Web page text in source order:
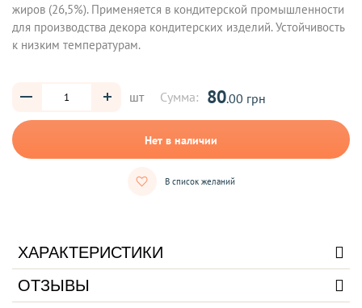
жиров (26,5%). Применяется в кондитерской промышленности
для производства декора кондитерских изделий. Устойчивость
к низким температурам.
шт Сумма: 80.00 грн
Нет в наличии
В список желаний
ХАРАКТЕРИСТИКИ
ОТЗЫВЫ